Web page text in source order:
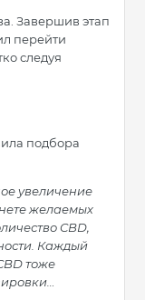
Завершив этап
перейти
следуя
подбора
увеличение
желаемых
CBD,
Каждый
тоже